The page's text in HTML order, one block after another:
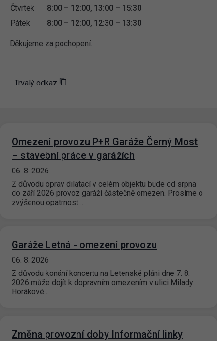
Čtvrtek
8:00 – 12:00, 13:00 – 15:30
Pátek
8:00 – 12:00, 12:30 – 13:30
Děkujeme za pochopení.
Trvalý odkaz
Omezení provozu P+R Garáže Černý Most
– stavební práce v garážích
06. 8. 2026
Z důvodu oprav dilatací v celém objektu bude od srpna
do září 2026 provoz garáží částečně omezen. Prosíme o
zvýšenou opatrnost…
Garáže Letná - omezení provozu
06. 8. 2026
Z důvodu konání koncertu na Letenské pláni dne 7. 8.
2026 může dojít k dopravním omezením v ulici Milady
Horákové…
Změna provozní doby Informační linky